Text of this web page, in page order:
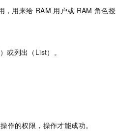
，用来给 RAM 用户或 RAM 角色授
或列出（List）。
作的权限，操作才能成功。